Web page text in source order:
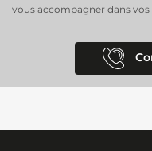
vous accompagner dans vos